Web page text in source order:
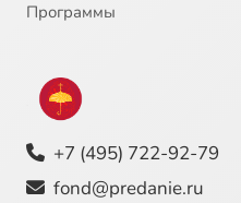
Программы
+7 (495) 722-92-79
fond@predanie.ru